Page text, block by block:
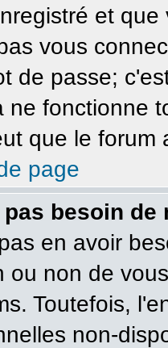
et
vous
de passe;
ne fonctionne
que le forum
page
besoin de
en avoir
ou non de
Toutefois,
non-